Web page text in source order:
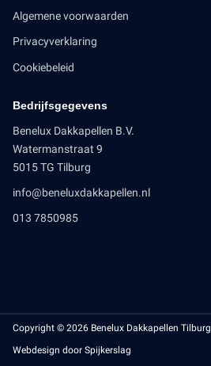
Algemene voorwaarden
Privacyverklaring
Cookiebeleid
Bedrijfsgegevens
Benelux Dakkapellen B.V.
Watermanstraat 9
5015 TG Tilburg
info@beneluxdakkapellen.nl
013 7850985
Copyright © 2026 Benelux Dakkapellen Tilburg
Webdesign door Spijkerslag